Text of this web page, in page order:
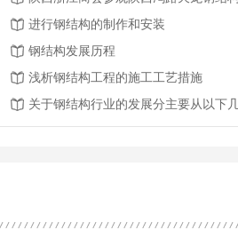
十字柱
进行钢结构的制作和安装
钢结构发展历程
浅析钢结构工程的施工工艺措施
关于钢结构行业的发展分主要从以下